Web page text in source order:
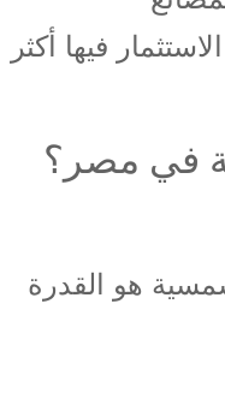
فيها أكثر
في مصر؟
هو القدرة